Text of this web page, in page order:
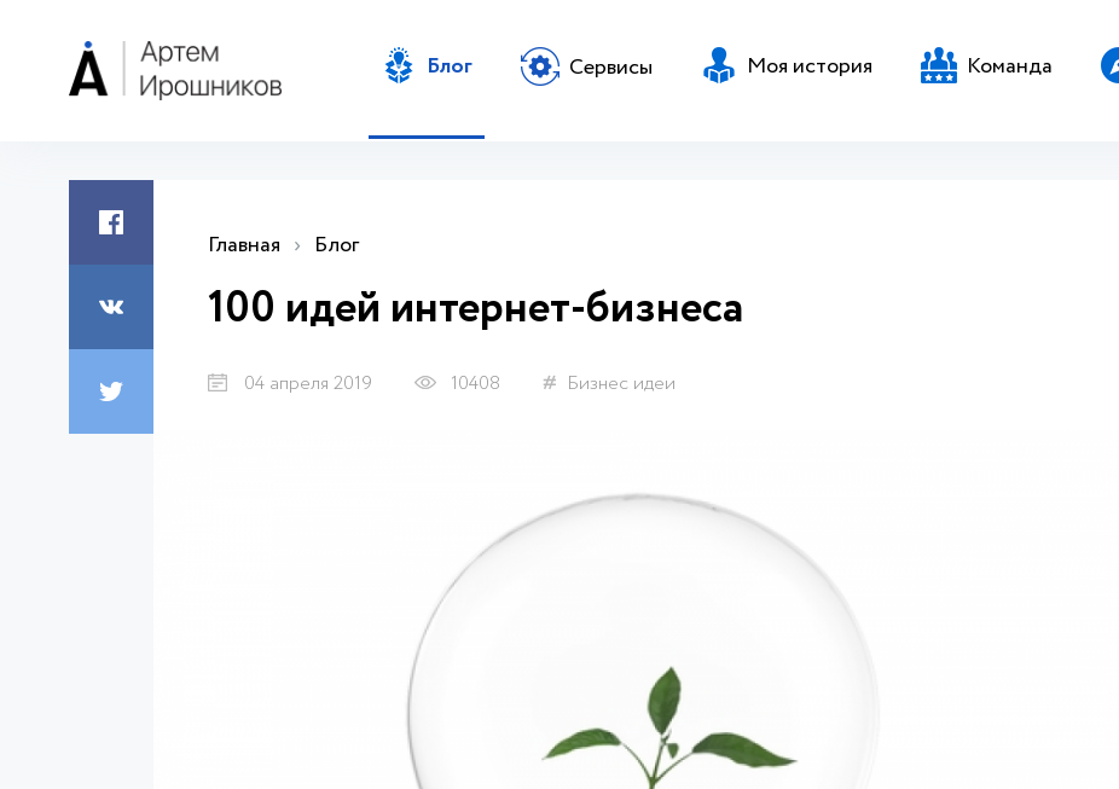
Блог Сервисы Моя история Команда
Главная › Блог
100 идей интернет-бизнеса
04 апреля 2019 10408 Бизнес идеи